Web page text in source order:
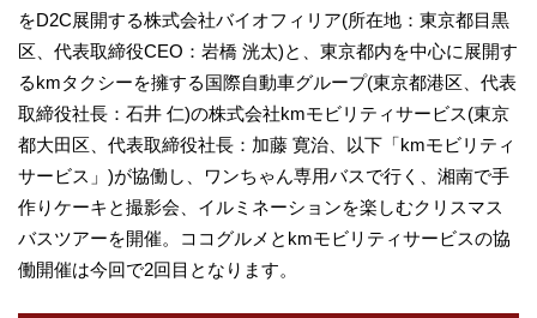
をD2C展開する株式会社バイオフィリア(所在地：東京都目黒
区、代表取締役CEO：岩橋 洸太)と、東京都内を中心に展開す
るkmタクシーを擁する国際自動車グループ(東京都港区、代表
取締役社長：石井 仁)の株式会社kmモビリティサービス(東京
都大田区、代表取締役社長：加藤 寛治、以下「kmモビリティ
サービス」)が協働し、ワンちゃん専用バスで行く、湘南で手
作りケーキと撮影会、イルミネーションを楽しむクリスマス
バスツアーを開催。ココグルメとkmモビリティサービスの協
働開催は今回で2回目となります。